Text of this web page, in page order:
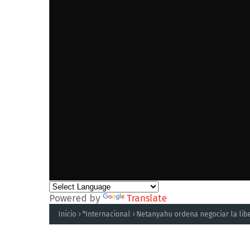
Powered by Translate
Inicio *Internacional Netanyahu ordena negociar la